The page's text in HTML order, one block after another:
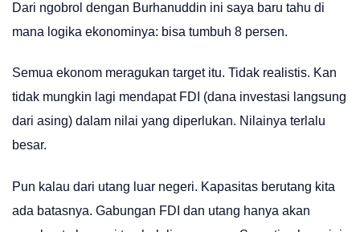
Dari ngobrol dengan Burhanuddin ini saya baru tahu di
mana logika ekonominya: bisa tumbuh 8 persen.
Semua ekonom meragukan target itu. Tidak realistis. Kan
tidak mungkin lagi mendapat FDI (dana investasi langsung
dari asing) dalam nilai yang diperlukan. Nilainya terlalu
besar.
Pun kalau dari utang luar negeri. Kapasitas berutang kita
ada batasnya. Gabungan FDI dan utang hanya akan